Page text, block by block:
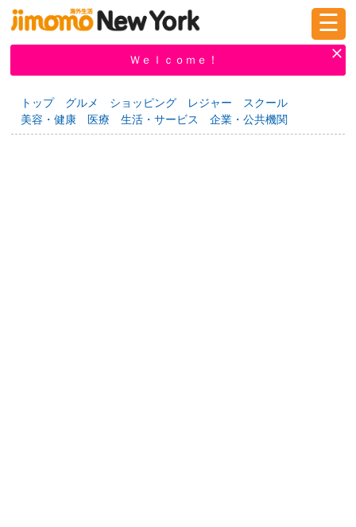
新規登録
掲示板 タウン情報 教えて！
☰
Ｗｅｌｃｏｍｅ！
トップ グルメ ショッピング レジャー
スクール
美容・健康
医療 生活・サービス 企業・公共機関